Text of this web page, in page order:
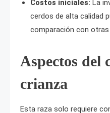
Costos iniciales: La
cerdos de alta calidad
comparación con otras
Aspectos del
crianza
Esta raza solo requiere